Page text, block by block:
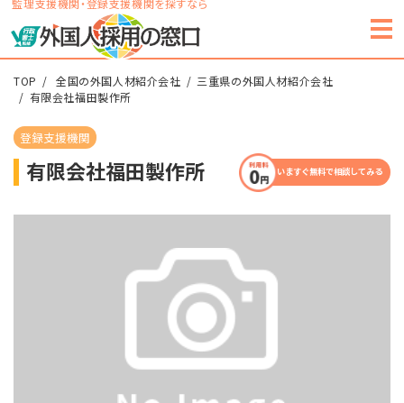
監理支援機関・登録支援機関を探すなら
TOP 全国の外国人材紹介会社
三重県の外国人材紹介会社
有限会社福田製作所
登録支援機関
有限会社福田製作所 いますぐ無料で相談してみる